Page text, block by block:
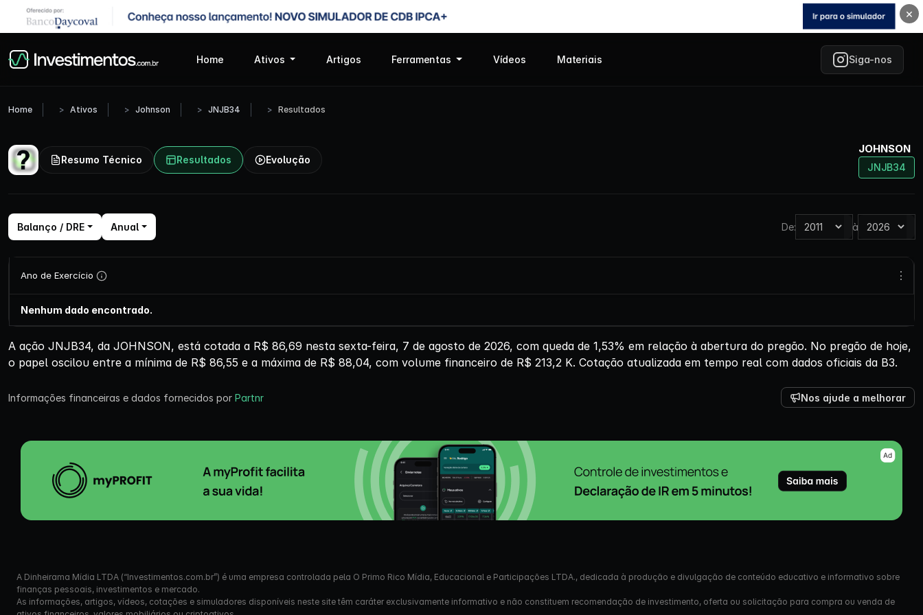
×
Home Ativos Artigos Ferramentas Vídeos Materiais Siga-nos
Home Ativos Johnson JNJB34 Resultados
Resumo Técnico Resultados Evolução
JOHNSON
JNJB34
Balanço / DRE Anual De: à
Ano de Exercício ⋮
Nenhum dado encontrado.
A ação JNJB34, da JOHNSON, está cotada a R$ 86,69 nesta sexta-feira, 7 de agosto de 2026, com queda de 1,53% em relação à abertura do pregão. No pregão de hoje,
o papel oscilou entre a mínima de R$ 86,55 e a máxima de R$ 88,04, com volume financeiro de R$ 213,2 K. Cotação atualizada em tempo real com dados oficiais da B3.
Informações financeiras e dados fornecidos por Partnr Nos ajude a melhorar
A Dinheirama Mídia LTDA (“Investimentos.com.br”) é uma empresa controlada pela O Primo Rico Mídia, Educacional e Participações LTDA., dedicada à produção e divulgação de conteúdo educativo e informativo sobre
finanças pessoais, investimentos e mercado.
As informações, artigos, vídeos, cotações e simuladores disponíveis neste site têm caráter exclusivamente informativo e não constituem recomendação de investimento, oferta ou solicitação para compra ou venda de